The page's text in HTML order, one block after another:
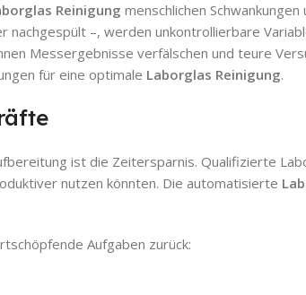
Reinigung menschlichen
–, werden unkontrollierbare
Messergebnisse verfälschen und teure
für eine optimale Laborglas Reinigung.
ist die Zeitersparnis. Qualifizierte
nutzen könnten. Die automatisierte
Aufgaben zurück: